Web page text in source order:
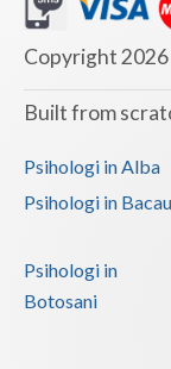
Copyright 2026
Built from
Psihologi in Alba
Psihologi in Bacau
Psihologi in
Botosani